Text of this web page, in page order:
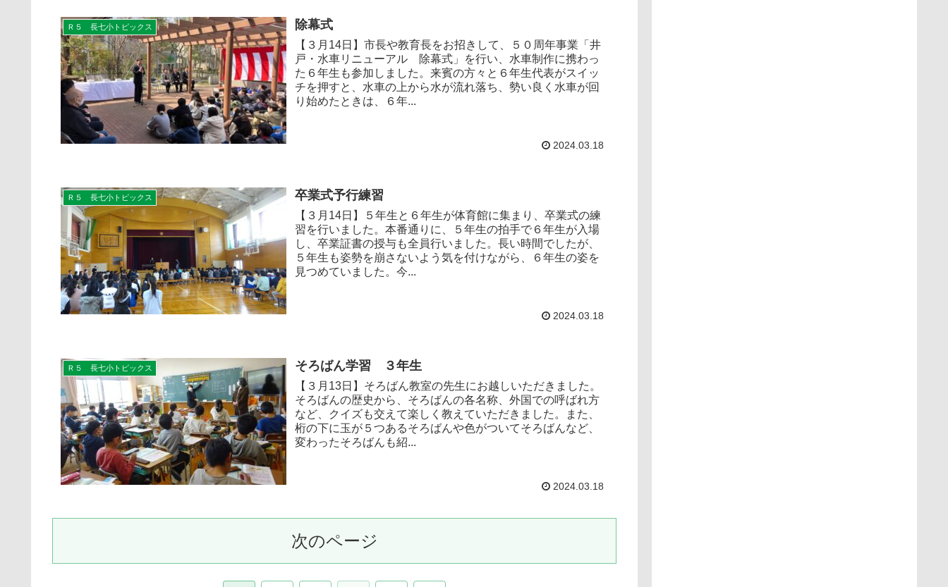
Ｒ５ 長七小トピックス 除幕式
【３月14日】市長や教育長をお招きして、５０周年事業「井
戸・水車リニューアル 除幕式」を行い、水車制作に携わっ
た６年生も参加しました。来賓の方々と６年生代表がスイッ
チを押すと、水車の上から水が流れ落ち、勢い良く水車が回
り始めたときは、６年...
2024.03.18
Ｒ５ 長七小トピックス 卒業式予行練習
【３月14日】５年生と６年生が体育館に集まり、卒業式の練
習を行いました。本番通りに、５年生の拍手で６年生が入場
し、卒業証書の授与も全員行いました。長い時間でしたが、
５年生も姿勢を崩さないよう気を付けながら、６年生の姿を
見つめていました。今...
2024.03.18
Ｒ５ 長七小トピックス そろばん学習 ３年生
【３月13日】そろばん教室の先生にお越しいただきました。
そろばんの歴史から、そろばんの各名称、外国での呼ばれ方
など、クイズも交えて楽しく教えていただきました。また、
桁の下に玉が５つあるそろばんや色がついてそろばんなど、
変わったそろばんも紹...
2024.03.18
次のページ